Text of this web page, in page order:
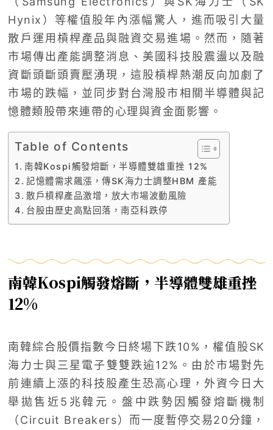
Hynix）等權值股年內漲幅驚人，進而吸引大量
散戶運用槓桿產品與融資交易進場。然而，隨著
市場傳出產能調整消息、美國科技股震盪以及融
資斷頭斷頭賣壓湧現，這股槓桿熱潮反向加劇了
市場的跌幅，並同步對台灣股市相關半導體與記
憶體類股帶來連帶的心理與資金面影響。
Table of Contents
南韓Kospi觸發熔斷，半導體雙雄重挫 12%
記憶體需求飆漲，傳SK海力士調整HBM 產能
散戶槓桿產品激增，放大市場波動風險
台股由歷史高點回落，南亞科跌停
南韓Kospi觸發熔斷，半導體雙雄重挫
12%
南韓綜合股價指數今日終場下跌10%，權值股SK
海力士與三星電子雙雙跌逾12%。由於市場對先
前連續上漲的科技股產生恐高心理，外資今日大
舉拋售近5兆韓元。盤中跌勢因觸發熔斷機制
（Circuit Breakers）而一度暫停交易20分鐘，